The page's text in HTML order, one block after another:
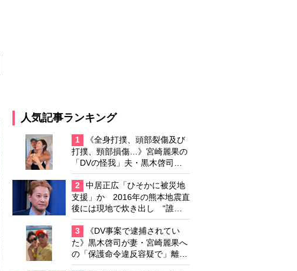
人気記事ランキング
1
《全身打撲、頭部裂傷及び
打撲、頸部損傷…》宮崎麗果の
「DVの怪我」夫・黒木啓司の
逮捕で始まる「夫婦の闘争」
2
中居正広「ひそかに被災地
支援」か 2016年の熊本地震直
後には現地で炊き出し “誰に
も知られなくて良い”と、むし
ろ強まる福祉活動への思い
3
《DV事案で逮捕されてい
た》黒木啓司が妻・宮崎麗果へ
の「保護命令違反容疑で」離婚
協議は「第二ステージ」へ